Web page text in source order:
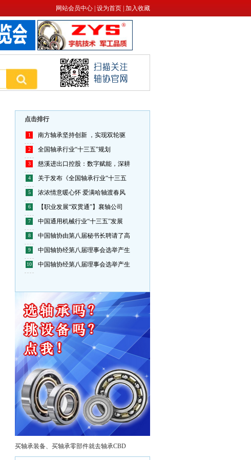
网站会员中心 设为首页 加入收藏
点击排行
1 南方轴承坚持创新 ，实现双轮驱
2 全国轴承行业“十三五”规划
3 慈溪进出口控股：数字赋能，深耕
4 关于发布《全国轴承行业“十三五
5 浓浓情意暖心怀 爱满哈轴渡春风
6 【职业发展“双贯通”】襄轴公司
7 中国通用机械行业“十三五”发展
8 中国轴协由第八届秘书长聘请了高
9 中国轴协经第八届理事会选举产生
10 中国轴协经第八届理事会选举产生
买轴承装备、买轴承零部件就去轴承CBD
杭州乔戈里科技有限公司
江阴兴澄特种钢铁有限公司
山东勤大轴承科技有限公司
山东金帝精密机械科技股份有限公
进发轴承有限公司
希西维（江苏）精工股份有限公司
协同油脂润滑工程（上海）有限公
宁波达尔机械科技有限公司
洛阳轴承集团股份有限公司
洛阳轴承研究所有限公司
瓦房店轴承集团有限责任公司
江苏帝达贝轴承有限公司
宝塔实业（原西北轴承）股份有限
新乡亿威数控机床有限公司
江苏万达特种轴承有限公司
上海天安轴承有限公司
襄阳汽车轴承股份有限公司
捷太格特（中国）投资有限公司
新乡日升数控轴承装备股份有限公
江苏省社渚轴承有限公司
江苏省社渚轴承有限公司
瓦房店冶金轴承集团有限公司
江苏南方轴承股份有限公司
宝钢股份
甘肃海林中科科技股份有限公司
上海轴承研究所有限公司